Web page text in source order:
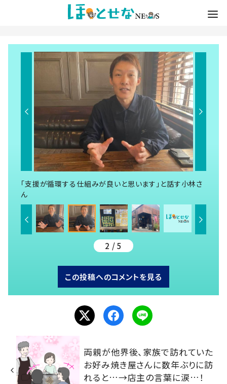
「支援が循環する仕組みが良いと思います」と話す小林さ
ん
2 / 5
この投稿へのコメントを見る
両親が他界後、家族で訪れていた
お好み焼き屋さんに数年ぶりに訪
れると…→店主の言葉に涙…！